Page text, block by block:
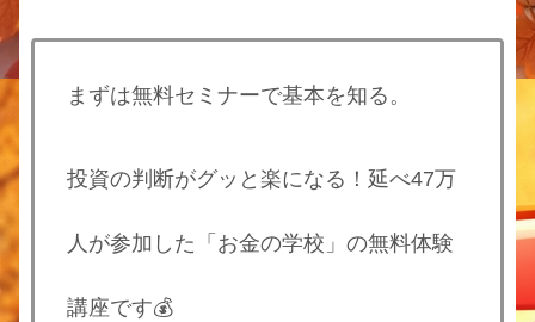
まずは無料セミナーで基本を知る。
投資の判断がグッと楽になる！延べ47万
人が参加した「お金の学校」の無料体験
講座です💰